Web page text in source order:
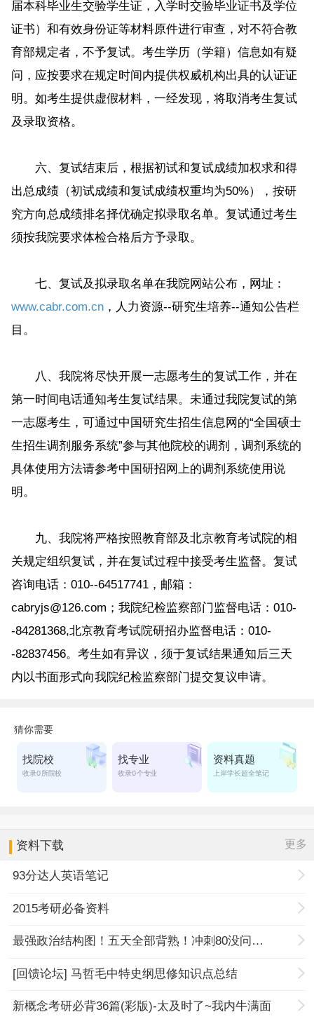
届本科毕业生交验学生证，入学时交验毕业证书及学位
证书）和有效身份证等材料原件进行审查，对不符合教
育部规定者，不予复试。考生学历（学籍）信息如有疑
问，应按要求在规定时间内提供权威机构出具的认证证
明。如考生提供虚假材料，一经发现，将取消考生复试
及录取资格。
六、复试结束后，根据初试和复试成绩加权求和得
出总成绩（初试成绩和复试成绩权重均为50%），按研
究方向总成绩排名择优确定拟录取名单。复试通过考生
须按我院要求体检合格后方予录取。
七、复试及拟录取名单在我院网站公布，网址：
www.cabr.com.cn，人力资源--研究生培养--通知公告栏
目。
八、我院将尽快开展一志愿考生的复试工作，并在
第一时间电话通知考生复试结果。未通过我院复试的第
一志愿考生，可通过中国研究生招生信息网的“全国硕士
生招生调剂服务系统”参与其他院校的调剂，调剂系统的
具体使用方法请参考中国研招网上的调剂系统使用说
明。
九、我院将严格按照教育部及北京教育考试院的相
关规定组织复试，并在复试过程中接受考生监督。复试
咨询电话：010--64517741，邮箱：
cabryjs@126.com；我院纪检监察部门监督电话：010-
-84281368,北京教育考试院研招办监督电话：010-
-82837456。考生如有异议，须于复试结果通知后三天
内以书面形式向我院纪检监察部门提交复议申请。
资料下载 更多
93分达人英语笔记
2015考研必备资料
最强政治结构图！五天全部背熟！冲刺80没问题！
[回馈论坛] 马哲毛中特史纲思修知识点总结
新概念考研必背36篇(彩版)-太及时了~我内牛满面